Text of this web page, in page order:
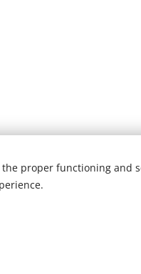
the proper functioning and